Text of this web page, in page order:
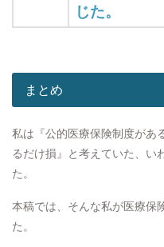
じた。
まとめ
私は『公的医療保険制度があ
るだけ損』と考えていた、い
た。
本稿では、そんな私が医療保
た。